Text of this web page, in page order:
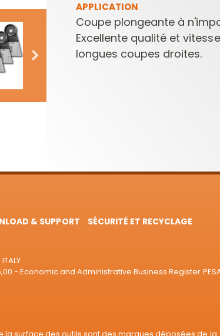
APPLICATION
Coupe plongeante à
Excellente qualité et
longues coupes droites.
& SUPPORT
SÉCURITÉ ET RECYCLAGE
- Economic and Administrative Business Register